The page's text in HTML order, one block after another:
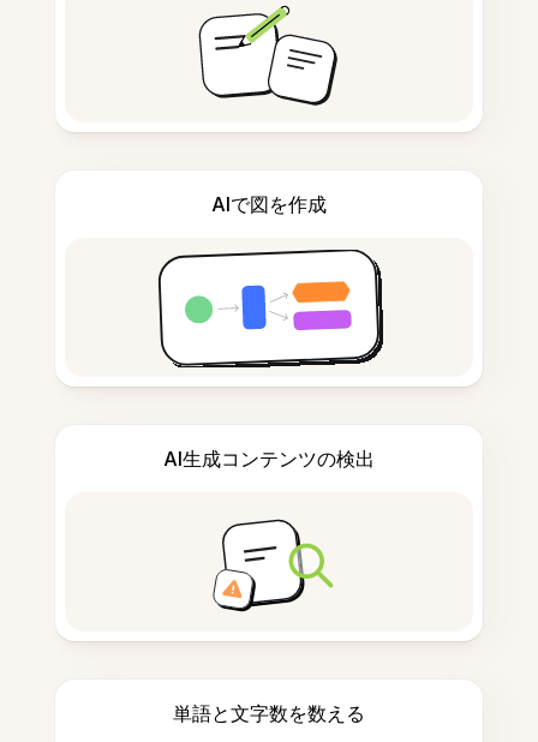
AIで図を作成
AI生成コンテンツの検出
単語と文字数を数える